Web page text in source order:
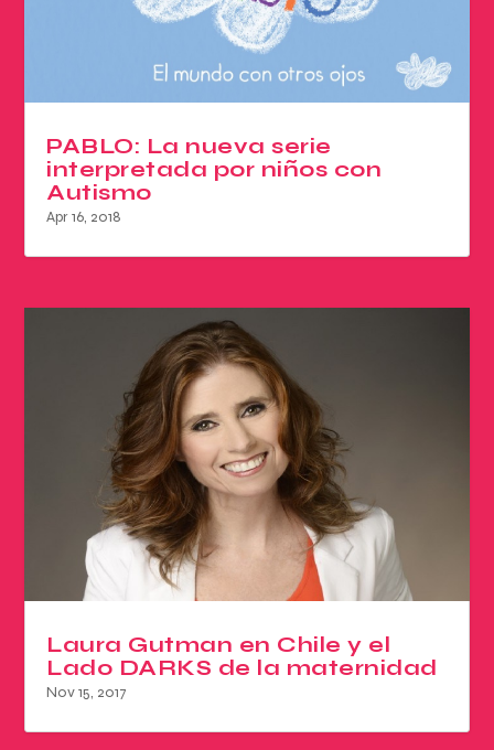
PABLO: La nueva serie
interpretada por niños con
Autismo
Apr 16, 2018
Laura Gutman en Chile y el
Lado DARKS de la maternidad
Nov 15, 2017